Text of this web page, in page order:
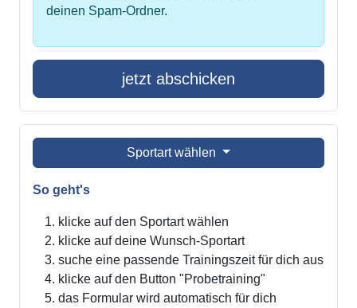
deinen Spam-Ordner.
jetzt abschicken
Sportart wählen
So geht's
klicke auf den Sportart wählen
klicke auf deine Wunsch-Sportart
suche eine passende Trainingszeit für dich aus
klicke auf den Button "Probetraining"
das Formular wird automatisch für dich